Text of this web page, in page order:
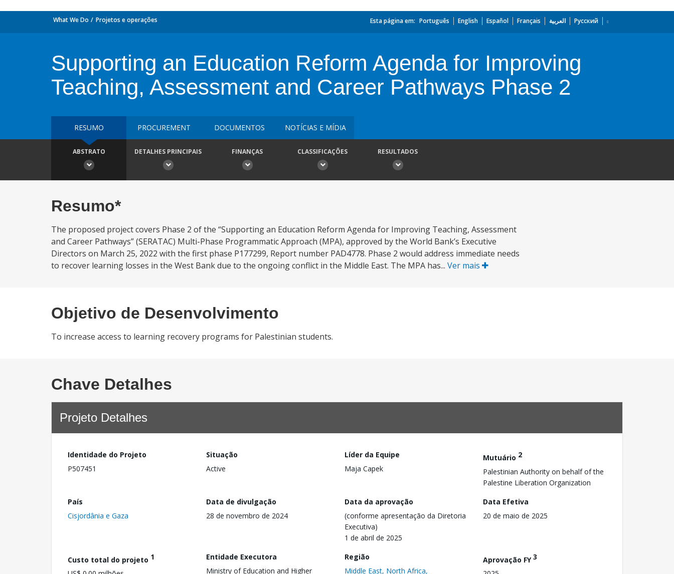
What We Do Projetos e operações Esta página em: Português English Español Français العربية Русский
Supporting an Education Reform Agenda for Improving
Teaching, Assessment and Career Pathways Phase 2
RESUMO PROCUREMENT DOCUMENTOS NOTÍCIAS E MÍDIA
ABSTRATO DETALHES PRINCIPAIS FINANÇAS CLASSIFICAÇÕES RESULTADOS
Resumo*
The proposed project covers Phase 2 of the “Supporting an Education Reform Agenda for Improving Teaching, Assessment
and Career Pathways” (SERATAC) Multi-Phase Programmatic Approach (MPA), approved by the World Bank’s Executive
Directors on March 25, 2022 with the first phase P177299, Report number PAD4778. Phase 2 would address immediate needs
to recover learning losses in the West Bank due to the ongoing conflict in the Middle East. The MPA has... Ver mais
Objetivo de Desenvolvimento
To increase access to learning recovery programs for Palestinian students.
Chave Detalhes
Projeto Detalhes
Identidade do Projeto
P507451
Situação
Active
Líder da Equipe
Maja Capek
Mutuário 2
Palestinian Authority on behalf of the
Palestine Liberation Organization
País
Cisjordânia e Gaza
Data de divulgação
28 de novembro de 2024
Data da aprovação
(conforme apresentação da Diretoria
Executiva)
1 de abril de 2025
Data Efetiva
20 de maio de 2025
Custo total do projeto 1
Entidade Executora
Ministry of Education and Higher
Região
Middle East, North Africa,
Aprovação FY3